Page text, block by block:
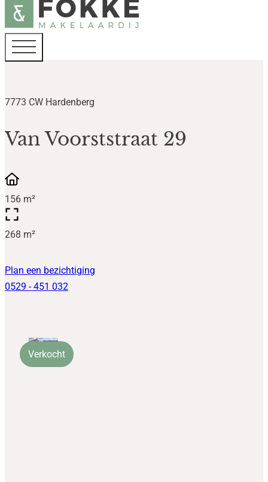
7773 CW Hardenberg
Van Voorststraat 29
156 m²
268 m²
Plan een bezichtiging
0529 - 451 032
Verkocht